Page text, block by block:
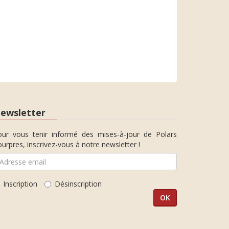
vous tenir informé des mises-à-jour de Polars
inscrivez-vous à notre newsletter !
Inscription Désinscription